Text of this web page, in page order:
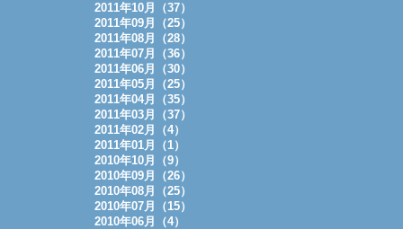
2011年10月（37）
2011年09月（25）
2011年08月（28）
2011年07月（36）
2011年06月（30）
2011年05月（25）
2011年04月（35）
2011年03月（37）
2011年02月（4）
2011年01月（1）
2010年10月（9）
2010年09月（26）
2010年08月（25）
2010年07月（15）
2010年06月（4）